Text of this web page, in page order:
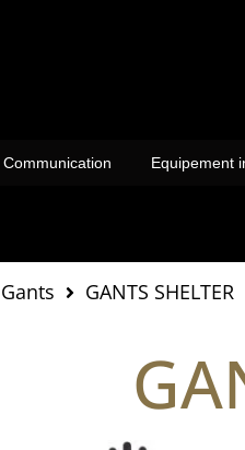
Communication Equipement
Gants GANTS SHELTER